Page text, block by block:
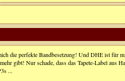
die perfekte Bandbesetzung! Und DHE ist für
gibt! Nur schade, dass das Tapete-Label aus
...